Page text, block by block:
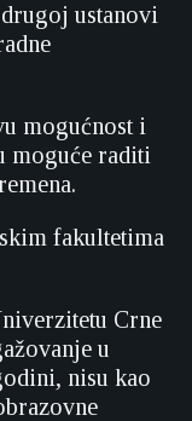
ustanovi
mogućnost i
moguće raditi
fakultetima
Crne
u
nisu kao